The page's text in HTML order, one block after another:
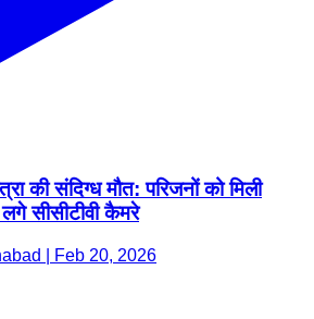
की संदिग्ध मौत: परिजनों को मिली
सीसीटीवी कैमरे
| Feb 20, 2026